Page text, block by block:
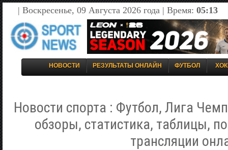
| Воскресенье, 09 Августа 2026 года | Время: 05:13
НОВОСТИ РЕЗУЛЬТАТЫ ОНЛАЙН ФУТБОЛ
Новости спорта : Футбол, Лига
обзоры, статистика, таблицы,
трансляции